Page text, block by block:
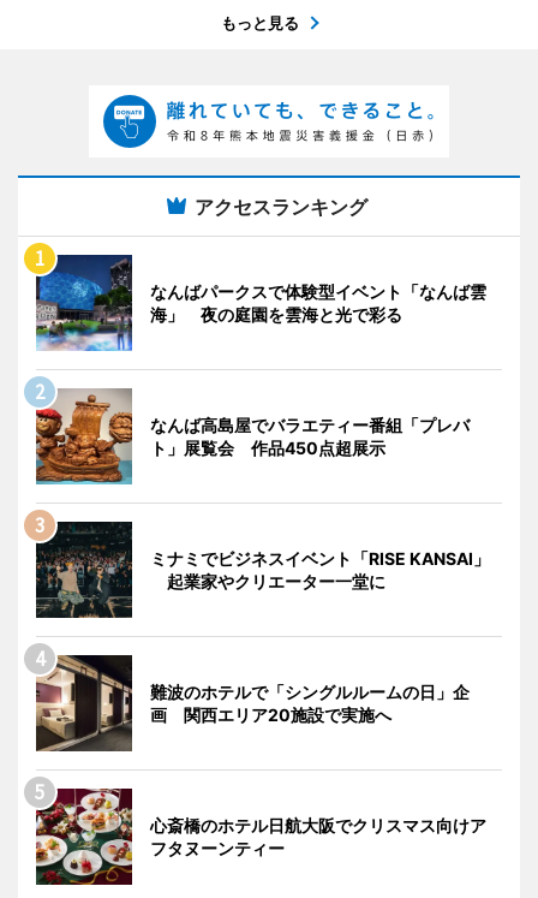
もっと見る
アクセスランキング
なんばパークスで体験型イベント「なんば雲
海」 夜の庭園を雲海と光で彩る
なんば高島屋でバラエティー番組「プレバ
ト」展覧会 作品450点超展示
ミナミでビジネスイベント「RISE KANSAI」
起業家やクリエーター一堂に
難波のホテルで「シングルルームの日」企
画 関西エリア20施設で実施へ
心斎橋のホテル日航大阪でクリスマス向けア
フタヌーンティー